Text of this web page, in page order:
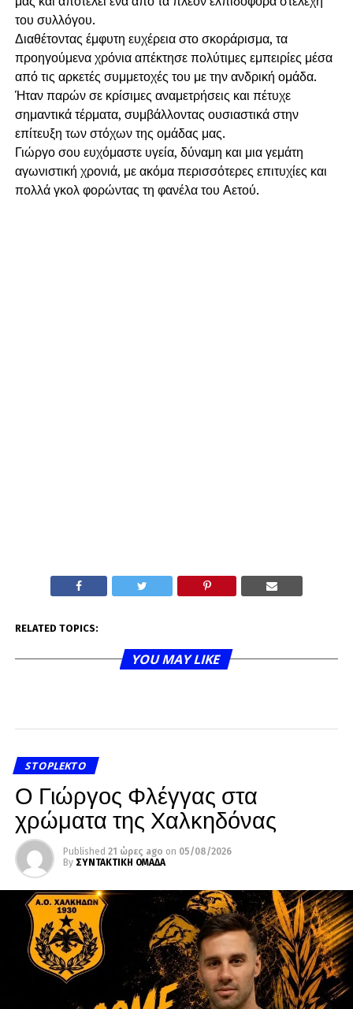
του συλλόγου.
Διαθέτοντας έμφυτη ευχέρεια στο σκοράρισμα, τα
προηγούμενα χρόνια απέκτησε πολύτιμες εμπειρίες μέσα
από τις αρκετές συμμετοχές του με την ανδρική ομάδα.
Ήταν παρών σε κρίσιμες αναμετρήσεις και πέτυχε
σημαντικά τέρματα, συμβάλλοντας ουσιαστικά στην
επίτευξη των στόχων της ομάδας μας.
Γιώργο σου ευχόμαστε υγεία, δύναμη και μια γεμάτη
αγωνιστική χρονιά, με ακόμα περισσότερες επιτυχίες και
πολλά γκολ φορώντας τη φανέλα του Αετού.
RELATED TOPICS:
YOU MAY LIKE
STOPLEKTO
Ο Γιώργος Φλέγγας στα
χρώματα της Χαλκηδόνας
Published 21 ώρες ago on 05/08/2026
By ΣΥΝΤΑΚΤΙΚΗ ΟΜΑΔΑ